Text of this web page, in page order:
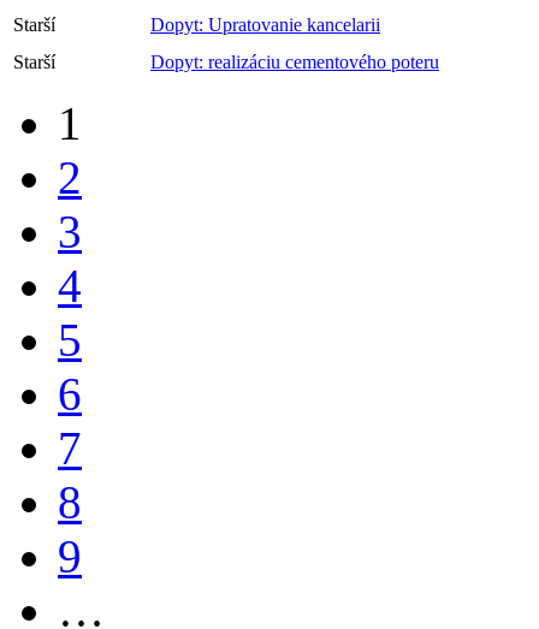
Starší
Dopyt: Upratovanie kancelarii
Starší
Dopyt: realizáciu cementového poteru
1
2
3
4
5
6
7
8
9
…